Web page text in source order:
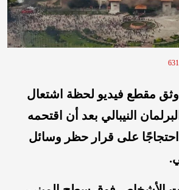
مقطع فيديو لحظة اشتعال
النيبالي بعد أن اقتحمه
على قرار حظر وسائل